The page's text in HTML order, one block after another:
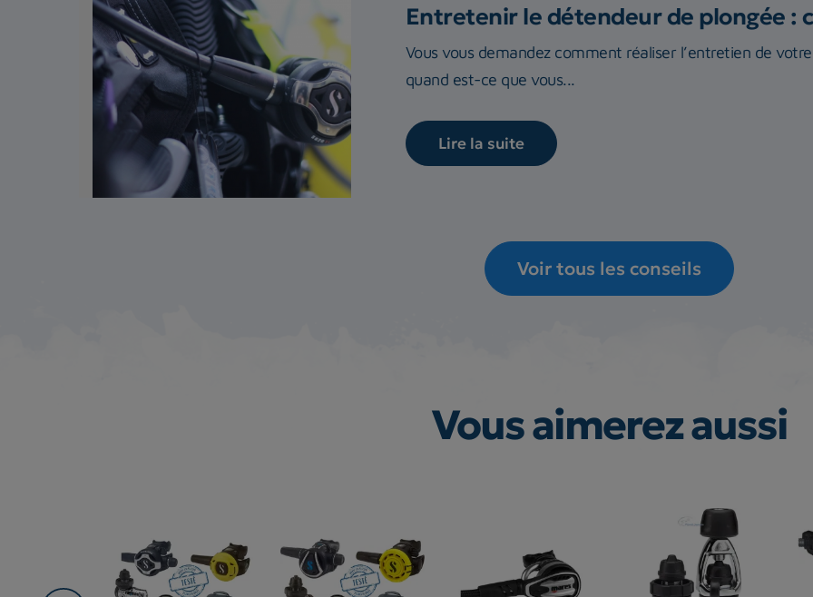
Entretenir le détendeur de plongée :
Vous vous demandez comment réaliser l’entretien de
quand est-ce que vous...
Lire la suite
Voir tous les conseils
Vous aimerez aussi